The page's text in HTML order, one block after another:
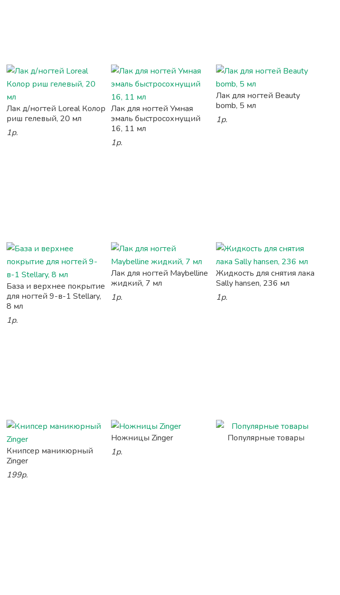
Лак д/ногтей Loreal Колор
риш гелевый, 20 мл
1р.
Лак для ногтей Умная
эмаль быстросохнущий
16, 11 мл
1р.
Лак для ногтей Beauty
bomb, 5 мл
1р.
База и верхнее покрытие
для ногтей 9-в-1 Stellary,
8 мл
1р.
Лак для ногтей Maybelline
жидкий, 7 мл
1р.
Жидкость для снятия лака
Sally hansen, 236 мл
1р.
Книпсер маникюрный
Zinger
199р.
Ножницы Zinger
1р.
Популярные товары